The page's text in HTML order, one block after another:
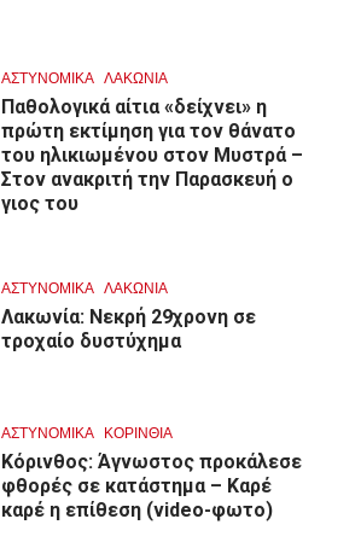
ΑΣΤΥΝΟΜΙΚΑ ΛΑΚΩΝΙΑ
Παθολογικά αίτια «δείχνει» η
πρώτη εκτίμηση για τον θάνατο
του ηλικιωμένου στον Μυστρά –
Στον ανακριτή την Παρασκευή ο
γιος του
ΑΣΤΥΝΟΜΙΚΑ ΛΑΚΩΝΙΑ
Λακωνία: Νεκρή 29χρονη σε
τροχαίο δυστύχημα
ΑΣΤΥΝΟΜΙΚΑ ΚΟΡΙΝΘΊΑ
Κόρινθος: Άγνωστος προκάλεσε
φθορές σε κατάστημα – Καρέ
καρέ η επίθεση (video-φωτο)